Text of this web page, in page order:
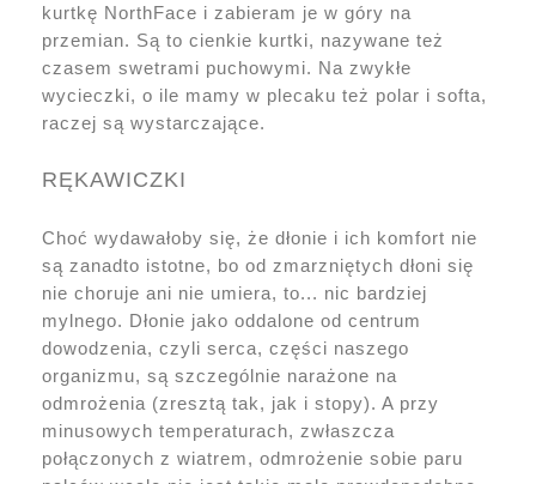
kurtkę NorthFace i zabieram je w góry na
przemian. Są to cienkie kurtki, nazywane też
czasem swetrami puchowymi. Na zwykłe
wycieczki, o ile mamy w plecaku też polar i softa,
raczej są wystarczające.
RĘKAWICZKI
Choć wydawałoby się, że dłonie i ich komfort nie
są zanadto istotne, bo od zmarzniętych dłoni się
nie choruje ani nie umiera, to... nic bardziej
mylnego. Dłonie jako oddalone od centrum
dowodzenia, czyli serca, części naszego
organizmu, są szczególnie narażone na
odmrożenia (zresztą tak, jak i stopy). A przy
minusowych temperaturach, zwłaszcza
połączonych z wiatrem, odmrożenie sobie paru